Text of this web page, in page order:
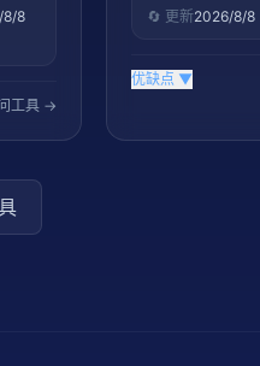
8/8
工具 →
🔄 更新2026/8/8
优缺点 ▼